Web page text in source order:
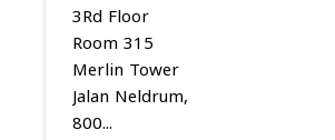
3Rd Floor
Room 315
Merlin Tower
Jalan Neldrum,
800...